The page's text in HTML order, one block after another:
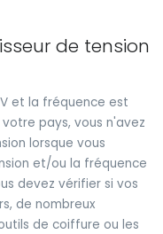
de tension
et la fréquence est
pays, vous n'avez
lorsque vous
et/ou la fréquence
devez vérifier si vos
de nombreux
de coiffure ou les